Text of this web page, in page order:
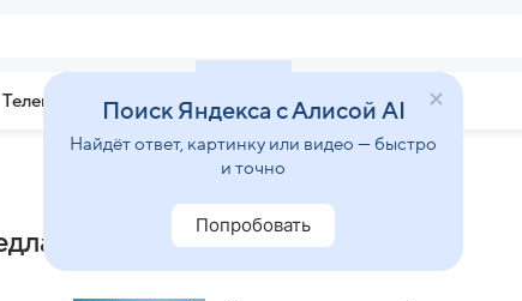
Телепрограмма Звезды
Поиск Яндекса с Алисой AI
Найдёт ответ, картинку или видео — быстро
и точно
Попробовать